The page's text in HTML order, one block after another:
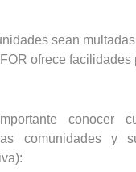
sean
ofrece facilidades
conocer
comunidades
y